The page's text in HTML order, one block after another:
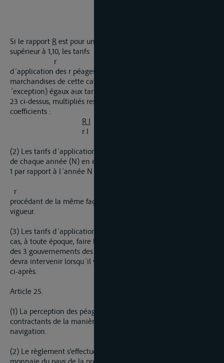
Si le rapport R est pour une catégorie inférieur à 0,90 ou
supérieur à 1,10, les tarifs
r
d´application des r péages de la Moselle seront pour les
marchandises de cette catégorie (tarif normal et tarif d
´exception) égaux aux tarifs de base faisant l´objet de l´article
23 ci-dessus, multipliés respectivement par l´un des
coefficients :
R I
r I r II r III
(2) Les tarifs d´application pourront être modifiés au 1er Juillet
de chaque année (N) en effectuant le calcul pour l´année N -
1 par rapport à l´année N - 2 des coefficients
r
procédant de la même façon qu´à l´époque de la mise en
vigueur.
(3) Les tarifs d´application des péages pourront dans tous les
cas, à toute époque, faire l´objet de modifica[1]tions par accord
des 3 gouvernements des Etats contractants. Un tel accord
devra intervenir lorsqu´il y aura lieu d´appliquer l´article 38
ci-après.
Article 25.
(1) La perception des péages sera faite par les Etats
contractants de la manière la plus commode pour la
navigation.
(2) Le règlement s’effectuera en une seule fois dans la